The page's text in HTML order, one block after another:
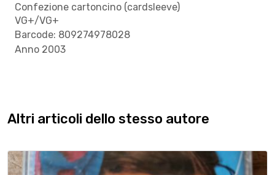
Confezione cartoncino (cardsleeve)
VG+/VG+
Barcode: 809274978028
Anno 2003
Altri articoli dello stesso autore